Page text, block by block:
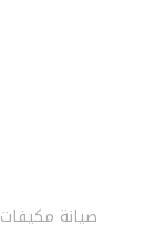
صيانة مكيفات